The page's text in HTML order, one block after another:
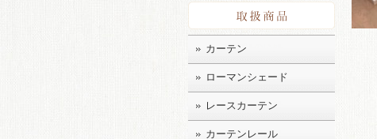
取扱商品
カーテン
ローマンシェード
レースカーテン
カーテンレール